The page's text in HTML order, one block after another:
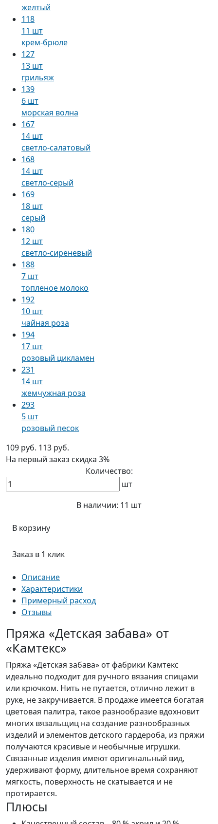
желтый
118
11 шт
крем-брюле
127
13 шт
грильяж
139
6 шт
морская волна
167
14 шт
светло-салатовый
168
14 шт
светло-серый
169
18 шт
серый
180
12 шт
светло-сиреневый
188
7 шт
топленое молоко
192
10 шт
чайная роза
194
17 шт
розовый цикламен
231
14 шт
жемчужная роза
293
5 шт
розовый песок
109 руб. 113 руб.
На первый заказ скидка 3%
Количество:
шт
В наличии: 11 шт
В корзину
Заказ в 1 клик
Описание
Характеристики
Примерный расход
Отзывы
Пряжа «Детская забава» от
«Камтекс»
Пряжа «Детская забава» от фабрики Камтекс
идеально подходит для ручного вязания спицами
или крючком. Нить не путается, отлично лежит в
руке, не закручивается. В продаже имеется богатая
цветовая палитра, такое разнообразие вдохновит
многих вязальщиц на создание разнообразных
изделий и элементов детского гардероба, из пряжи
получаются красивые и необычные игрушки.
Связанные изделия имеют оригинальный вид,
удерживают форму, длительное время сохраняют
мягкость, поверхность не скатывается и не
протирается.
Плюсы